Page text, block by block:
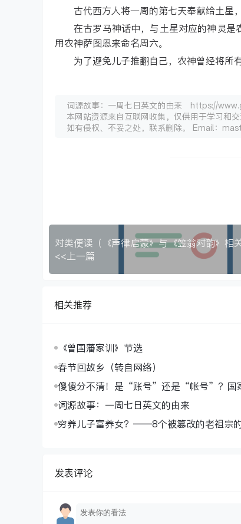
古代西方人将一周的第七天奉献给土星
在古罗马神话中，与土星对应的神灵
用农神萨图恩来命名周六。
为了避免儿子推翻自己，农神曾经将所
词源故事：一周七日英文的由来 https://
本网站资源来自互联网收集，仅供用于学习和
如有侵权、不妥之处，联系删除。 Email：
对类便读（《声律启蒙》与《笠翁对韵》相关
<<上一篇
相关推荐
《曾国藩家训》节选
春节回故乡（转自网络）
傻傻分不清！是“账号”还是“帐号”？国
词源故事：一周七日英文的由来
穷养儿子富养女？——8个被篡改的老祖宗
发表评论